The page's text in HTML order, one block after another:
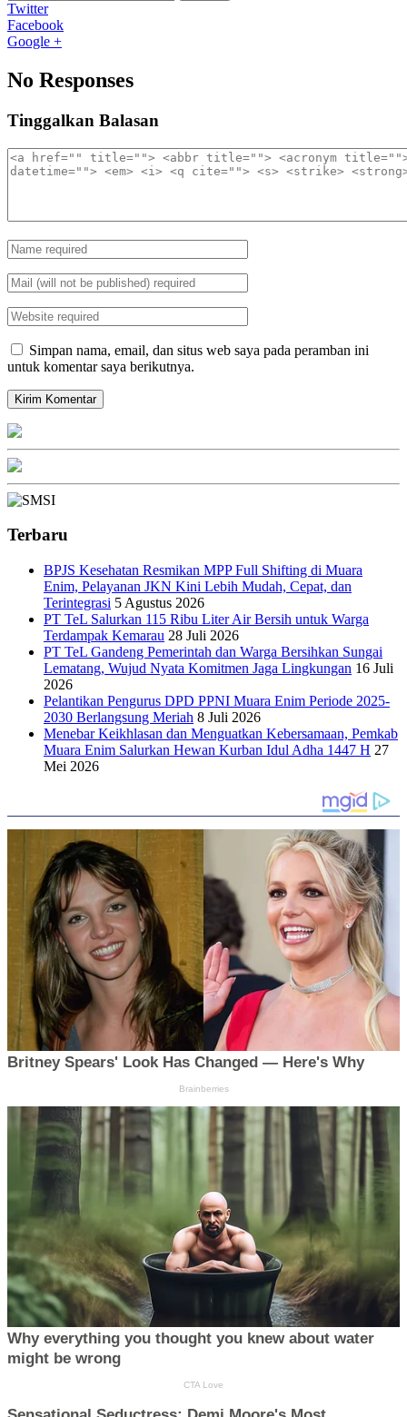
Twitter
Facebook
Google +
No Responses
Tinggalkan Balasan
Simpan nama, email, dan situs web saya pada peramban ini
untuk komentar saya berikutnya.
Terbaru
BPJS Kesehatan Resmikan MPP Full Shifting di Muara
Enim, Pelayanan JKN Kini Lebih Mudah, Cepat, dan
Terintegrasi 5 Agustus 2026
PT TeL Salurkan 115 Ribu Liter Air Bersih untuk Warga
Terdampak Kemarau 28 Juli 2026
PT TeL Gandeng Pemerintah dan Warga Bersihkan Sungai
Lematang, Wujud Nyata Komitmen Jaga Lingkungan 16 Juli
2026
Pelantikan Pengurus DPD PPNI Muara Enim Periode 2025-
2030 Berlangsung Meriah 8 Juli 2026
Menebar Keikhlasan dan Menguatkan Kebersamaan, Pemkab
Muara Enim Salurkan Hewan Kurban Idul Adha 1447 H 27
Mei 2026